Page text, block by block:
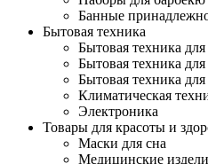
Банные
Бытовая техника
Бытовая техника
Бытовая техника
Бытовая техника
Климатическая
Электроника
Товары для красоты и
Маски для сна
Медицинские